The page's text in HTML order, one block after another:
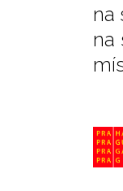
na
na